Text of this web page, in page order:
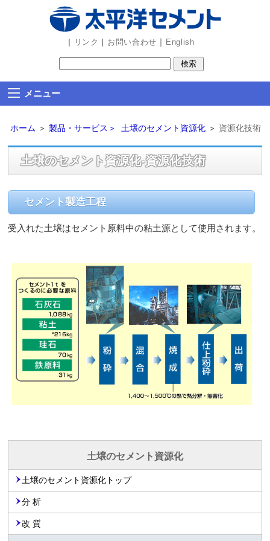
ン
部
読
飛
ば
ま
| リンク | お問い合わせ ｜ English
メニュー
ホーム ＞ 製品・サービス＞ 土壌のセメント資源化 ＞ 資源化技術
土壌のセメント資源化-資源化技術
セメント製造工程
受入れた土壌はセメント原料中の粘土源として使用されます。
土壌のセメント資源化
土壌のセメント資源化トップ
分 析
改 質